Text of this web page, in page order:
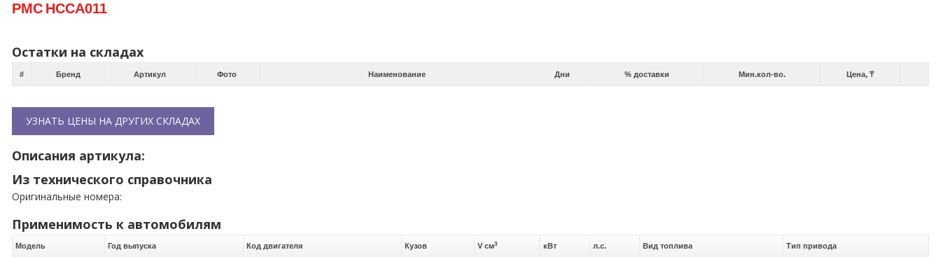
PMC HCCA011
Остатки на складах
# Бренд Артикул Фото Наименование Дни % доставки Мин.кол-во. Цена, ₸
УЗНАТЬ ЦЕНЫ НА ДРУГИХ СКЛАДАХ
Описания артикула:
Из технического справочника
Оригинальные номера:
Применимость к автомобилям
Модель Год выпуска Код двигателя Кузов V см3 кВт л.с. Вид топлива Тип привода